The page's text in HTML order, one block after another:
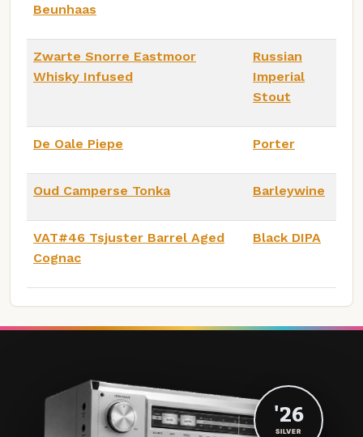
Beunhaas
Zwarte Snorre Eastmoor
Whisky Infused
Russian
Imperial
Stout
De Oale Piepe Porter
Oud Camperse Tonka Barleywine
VAT#46 Tsjuster Barrel Aged
Cognac
Black DIPA
'26
SILVER